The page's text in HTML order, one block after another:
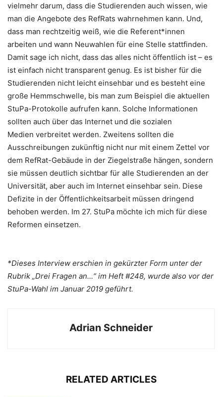
vielmehr darum, dass die Studierenden auch wissen, wie
man die Angebote des RefRats wahrnehmen kann. Und,
dass man rechtzeitig weiß, wie die Referent*innen
arbeiten und wann Neuwahlen für eine Stelle stattfinden.
Damit sage ich nicht, dass das alles nicht öffentlich ist – es
ist einfach nicht transparent genug. Es ist bisher für die
Studierenden nicht leicht einsehbar und es besteht eine
große Hemmschwelle, bis man zum Beispiel die aktuellen
StuPa-Protokolle aufrufen kann. Solche Informationen
sollten auch über das Internet und die sozialen
Medien verbreitet werden. Zweitens sollten die
Ausschreibungen zukünftig nicht nur mit einem Zettel vor
dem RefRat-Gebäude in der Ziegelstraße hängen, sondern
sie müssen deutlich sichtbar für alle Studierenden an der
Universität, aber auch im Internet einsehbar sein. Diese
Defizite in der Öffentlichkeitsarbeit müssen dringend
behoben werden. Im 27. StuPa möchte ich mich für diese
Reformen einsetzen.
*Dieses Interview erschien in gekürzter Form unter der
Rubrik „Drei Fragen an…“ im Heft #248, wurde also vor der
StuPa-Wahl im Januar 2019 geführt.
Adrian Schneider
RELATED ARTICLES